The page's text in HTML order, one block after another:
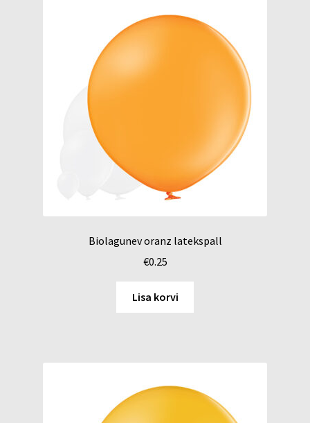
Biolagunev oranz latekspall
€0.25
Lisa korvi